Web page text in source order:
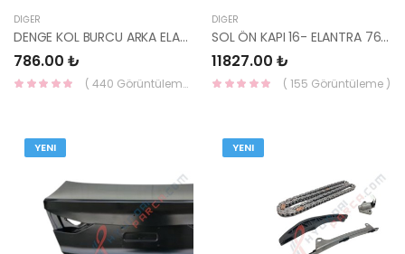
DIĞER
DENGE KOL BURCU ARKA ELANTRA 96- 52773-29000-HMC
786.00 ₺
( 440 Görüntüleme )
DIĞER
SOL ÖN KAPI 16- ELANTRA 76003-F2000-YS
11827.00 ₺
( 155 Görüntüleme )
YENI YENI